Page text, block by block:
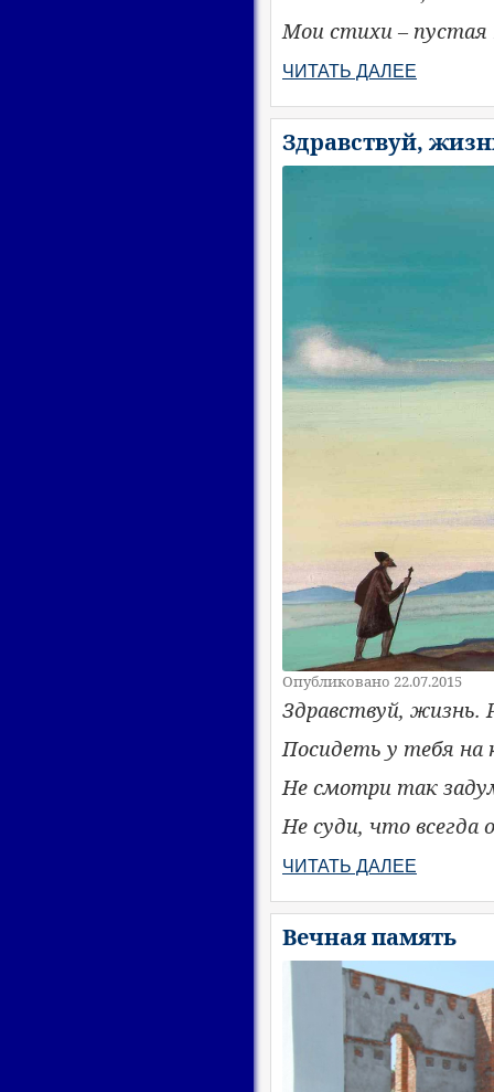
Мои стихи – пустая
ЧИТАТЬ ДАЛЕЕ
Здравствуй,
Опубликовано 22.07.2015
Здравствуй, жизнь.
Посидеть у тебя на
Не смотри так
Не суди, что
ЧИТАТЬ ДАЛЕЕ
Вечная память